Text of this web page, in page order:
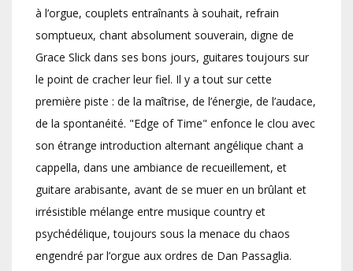
à l’orgue, couplets entraînants à souhait, refrain
somptueux, chant absolument souverain, digne de
Grace Slick dans ses bons jours, guitares toujours sur
le point de cracher leur fiel. Il y a tout sur cette
première piste : de la maîtrise, de l’énergie, de l’audace,
de la spontanéité. "Edge of Time" enfonce le clou avec
son étrange introduction alternant angélique chant a
cappella, dans une ambiance de recueillement, et
guitare arabisante, avant de se muer en un brûlant et
irrésistible mélange entre musique country et
psychédélique, toujours sous la menace du chaos
engendré par l’orgue aux ordres de Dan Passaglia.